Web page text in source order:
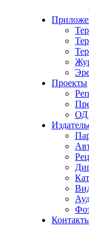
Проекты
ОД